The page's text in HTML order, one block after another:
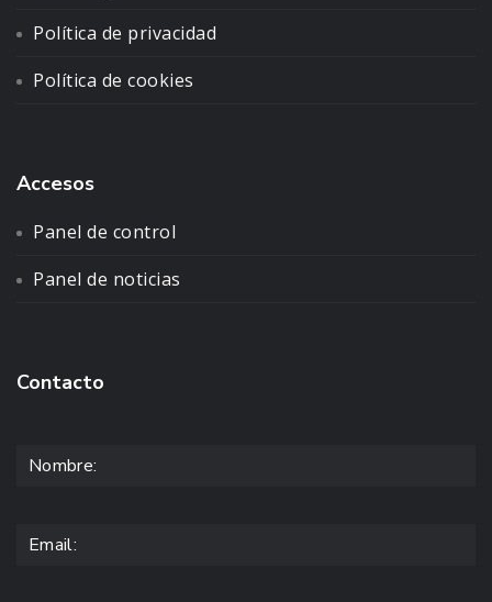
Política de privacidad
Política de cookies
Accesos
Panel de control
Panel de noticias
Contacto